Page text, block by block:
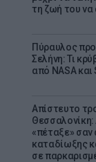
τη ζωή του να
Πύραυλος
Σελήνη: Τι
από NASA και
Απίστευτο
Θεσσαλονίκη:
«πέταξε» σαν
καταδίωξης
σε